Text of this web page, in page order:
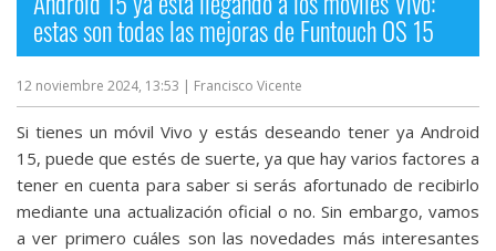
estas son todas las mejoras de Funtouch OS 15
12 noviembre 2024, 13:53 | Francisco Vicente
Si tienes un móvil Vivo y estás deseando tener ya Android
15, puede que estés de suerte, ya que hay varios factores a
tener en cuenta para saber si serás afortunado de recibirlo
mediante una actualización oficial o no. Sin embargo, vamos
a ver primero cuáles son las novedades más interesantes